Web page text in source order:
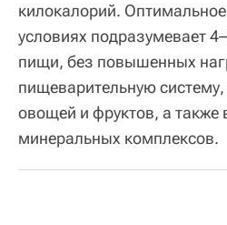
килокалорий.
условиях подразумевает
пищи, без повышенных
пищеварительную систему,
овощей и фруктов, а также
минеральных комплексов.